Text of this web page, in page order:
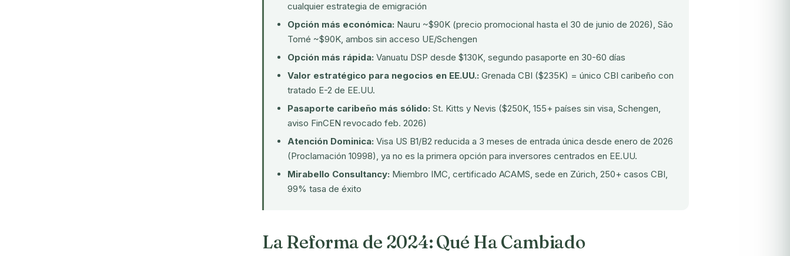
cualquier estrategia de emigración
Opción más económica: Nauru ~$90K (precio promocional hasta el 30 de junio de 2026), São
Tomé ~$90K, ambos sin acceso UE/Schengen
Opción más rápida: Vanuatu DSP desde $130K, segundo pasaporte en 30-60 días
Valor estratégico para negocios en EE.UU.: Grenada CBI ($235K) = único CBI caribeño con
tratado E-2 de EE.UU.
Pasaporte caribeño más sólido: St. Kitts y Nevis ($250K, 155+ países sin visa, Schengen,
aviso FinCEN revocado feb. 2026)
Atención Dominica: Visa US B1/B2 reducida a 3 meses de entrada única desde enero de 2026
(Proclamación 10998), ya no es la primera opción para inversores centrados en EE.UU.
Mirabello Consultancy: Miembro IMC, certificado ACAMS, sede en Zúrich, 250+ casos CBI,
99% tasa de éxito
La Reforma de 2024: Qué Ha Cambiado